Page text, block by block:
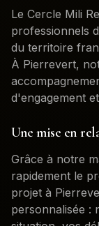
Le Cercle Mili
professionnels
du territoire
À Pierrevert,
d'engagement
Une mise en
Grâce à notre
rapidement le
projet à
personnalisée :